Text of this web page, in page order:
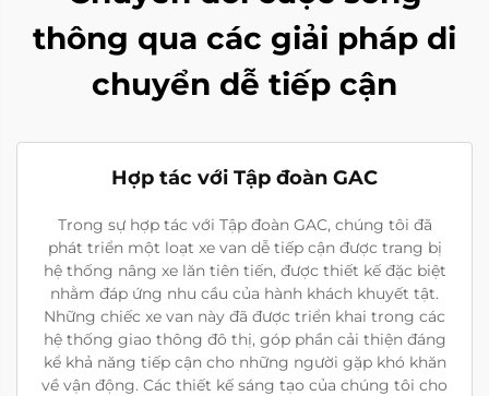
thông qua các giải pháp di
chuyển dễ tiếp cận
Hợp tác với Tập đoàn GAC
Trong sự hợp tác với Tập đoàn GAC, chúng tôi đã
phát triển một loạt xe van dễ tiếp cận được trang bị
hệ thống nâng xe lăn tiên tiến, được thiết kế đặc biệt
nhằm đáp ứng nhu cầu của hành khách khuyết tật.
Những chiếc xe van này đã được triển khai trong các
hệ thống giao thông đô thị, góp phần cải thiện đáng
kể khả năng tiếp cận cho những người gặp khó khăn
về vận động. Các thiết kế sáng tạo của chúng tôi cho